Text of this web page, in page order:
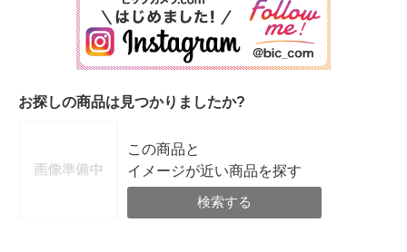
お探しの商品は見つかりましたか?
この商品と
イメージが近い商品を探す
検索する